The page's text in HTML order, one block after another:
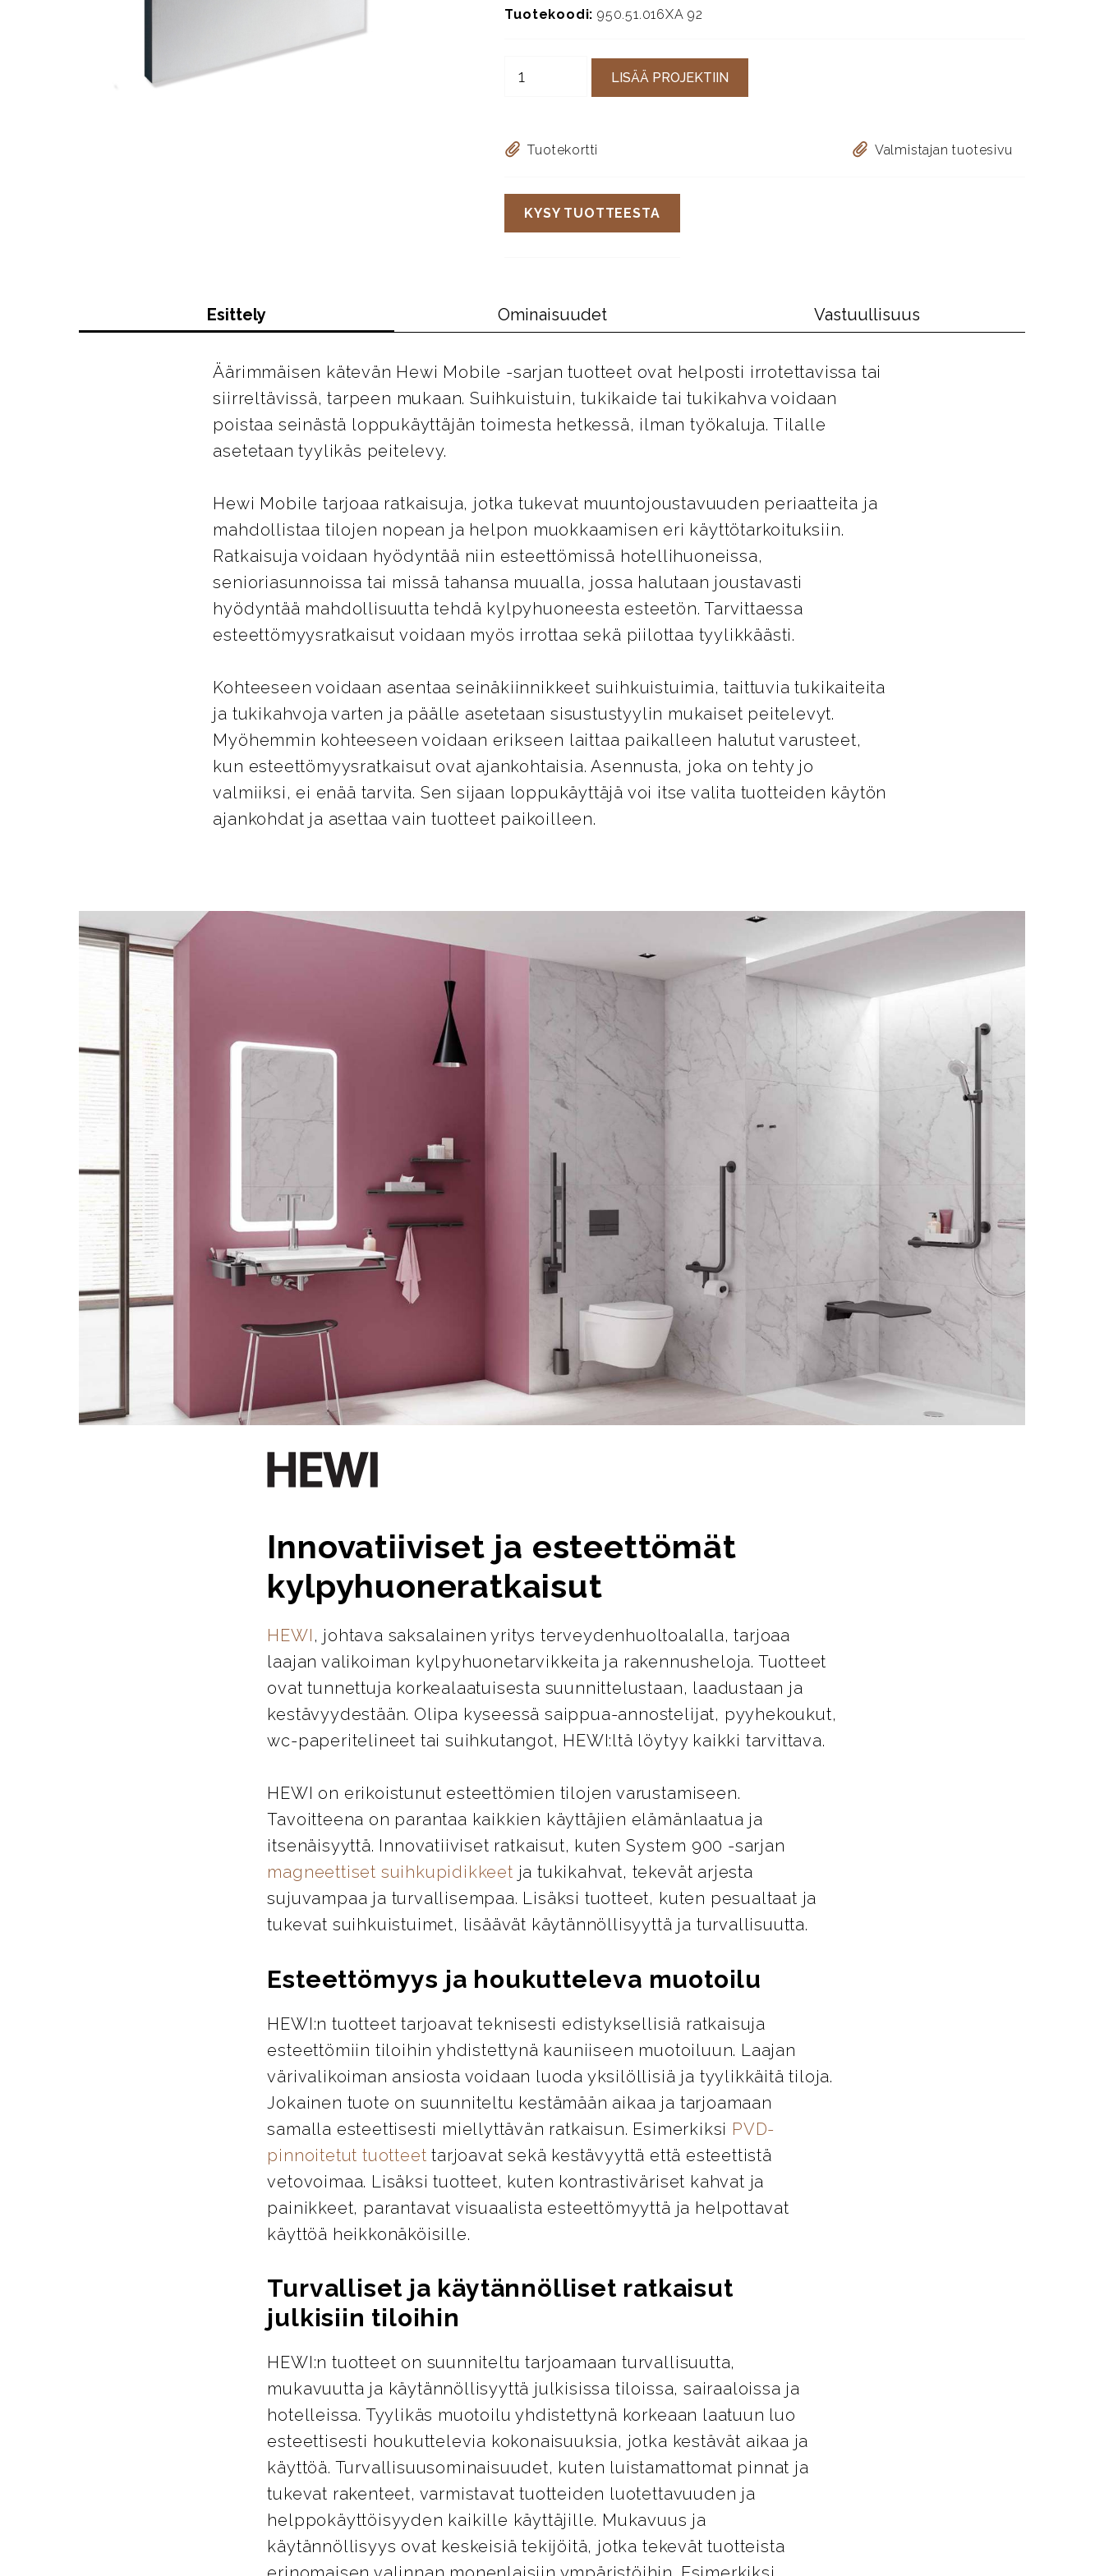
Tuotekoodi: 950.51.016XA 92
LISÄÄ PROJEKTIIN
Tuotekortti Valmistajan tuotesivu
KYSY TUOTTEESTA
Esittely Ominaisuudet Vastuullisuus
Äärimmäisen kätevän Hewi Mobile -sarjan tuotteet ovat helposti irrotettavissa tai
siirreltävissä, tarpeen mukaan. Suihkuistuin, tukikaide tai tukikahva voidaan
poistaa seinästä loppukäyttäjän toimesta hetkessä, ilman työkaluja. Tilalle
asetetaan tyylikäs peitelevy.
Hewi Mobile tarjoaa ratkaisuja, jotka tukevat muuntojoustavuuden periaatteita ja
mahdollistaa tilojen nopean ja helpon muokkaamisen eri käyttötarkoituksiin.
Ratkaisuja voidaan hyödyntää niin esteettömissä hotellihuoneissa,
senioriasunnoissa tai missä tahansa muualla, jossa halutaan joustavasti
hyödyntää mahdollisuutta tehdä kylpyhuoneesta esteetön. Tarvittaessa
esteettömyysratkaisut voidaan myös irrottaa sekä piilottaa tyylikkäästi.
Kohteeseen voidaan asentaa seinäkiinnikkeet suihkuistuimia, taittuvia tukikaiteita
ja tukikahvoja varten ja päälle asetetaan sisustustyylin mukaiset peitelevyt.
Myöhemmin kohteeseen voidaan erikseen laittaa paikalleen halutut varusteet,
kun esteettömyysratkaisut ovat ajankohtaisia. Asennusta, joka on tehty jo
valmiiksi, ei enää tarvita. Sen sijaan loppukäyttäjä voi itse valita tuotteiden käytön
ajankohdat ja asettaa vain tuotteet paikoilleen.
Innovatiiviset ja esteettömät
kylpyhuoneratkaisut
HEWI , johtava saksalainen yritys terveydenhuoltoalalla, tarjoaa
laajan valikoiman kylpyhuonetarvikkeita ja rakennusheloja. Tuotteet
ovat tunnettuja korkealaatuisesta suunnittelustaan, laadustaan ja
kestävyydestään. Olipa kyseessä saippua-annostelijat, pyyhekoukut,
wc-paperitelineet tai suihkutangot, HEWI:ltä löytyy kaikki tarvittava.
HEWI on erikoistunut esteettömien tilojen varustamiseen.
Tavoitteena on parantaa kaikkien käyttäjien elämänlaatua ja
itsenäisyyttä. Innovatiiviset ratkaisut, kuten System 900 -sarjan
magneettiset suihkupidikkeet ja tukikahvat, tekevät arjesta
sujuvampaa ja turvallisempaa. Lisäksi tuotteet, kuten pesualtaat ja
tukevat suihkuistuimet, lisäävät käytännöllisyyttä ja turvallisuutta.
Esteettömyys ja houkutteleva muotoilu
HEWI:n tuotteet tarjoavat teknisesti edistyksellisiä ratkaisuja
esteettömiin tiloihin yhdistettynä kauniiseen muotoiluun. Laajan
värivalikoiman ansiosta voidaan luoda yksilöllisiä ja tyylikkäitä tiloja.
Jokainen tuote on suunniteltu kestämään aikaa ja tarjoamaan
samalla esteettisesti miellyttävän ratkaisun. Esimerkiksi PVD-
pinnoitetut tuotteet tarjoavat sekä kestävyyttä että esteettistä
vetovoimaa. Lisäksi tuotteet, kuten kontrastiväriset kahvat ja
painikkeet, parantavat visuaalista esteettömyyttä ja helpottavat
käyttöä heikkonäköisille.
Turvalliset ja käytännölliset ratkaisut
julkisiin tiloihin
HEWI:n tuotteet on suunniteltu tarjoamaan turvallisuutta,
mukavuutta ja käytännöllisyyttä julkisissa tiloissa, sairaaloissa ja
hotelleissa. Tyylikäs muotoilu yhdistettynä korkeaan laatuun luo
esteettisesti houkuttelevia kokonaisuuksia, jotka kestävät aikaa ja
käyttöä. Turvallisuusominaisuudet, kuten luistamattomat pinnat ja
tukevat rakenteet, varmistavat tuotteiden luotettavuuden ja
helppokäyttöisyyden kaikille käyttäjille. Mukavuus ja
käytännöllisyys ovat keskeisiä tekijöitä, jotka tekevät tuotteista